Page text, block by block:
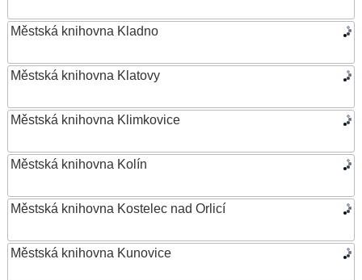
Městská knihovna Kladno
Městská knihovna Klatovy
Městská knihovna Klimkovice
Městská knihovna Kolín
Městská knihovna Kostelec nad Orlicí
Městská knihovna Kunovice